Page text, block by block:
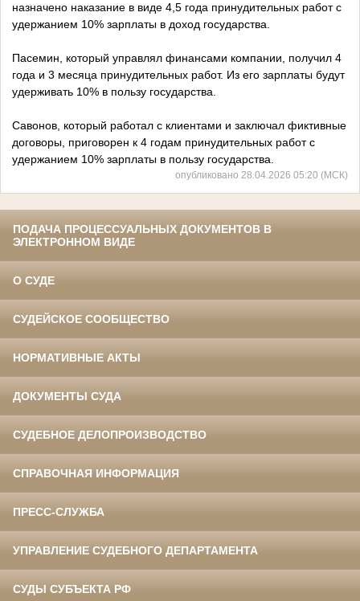
назначено наказание в виде 4,5 года принудительных работ с
удержанием 10% зарплаты в доход государства.
Пасемин, который управлял финансами компании, получил 4
года и 3 месяца принудительных работ. Из его зарплаты будут
удерживать 10% в пользу государства.
Савонов, который работал с клиентами и заключал фиктивные
договоры, приговорен к 4 годам принудительных работ с
удержанием 10% зарплаты в пользу государства.
опубликовано 28.04.2026 05:20 (МСК)
ПОДАЧА ПРОЦЕССУАЛЬНЫХ ДОКУМЕНТОВ В
ЭЛЕКТРОННОМ ВИДЕ
О СУДЕ
СУДЕЙСКОЕ СООБЩЕСТВО
НОРМАТИВНЫЕ АКТЫ
ДОКУМЕНТЫ СУДА
СУДЕБНОЕ ДЕЛОПРОИЗВОДСТВО
СПРАВОЧНАЯ ИНФОРМАЦИЯ
ПРЕСС-СЛУЖБА
УПРАВЛЕНИЕ СУДЕБНОГО ДЕПАРТАМЕНТА
СУДЫ СУБЪЕКТА РФ